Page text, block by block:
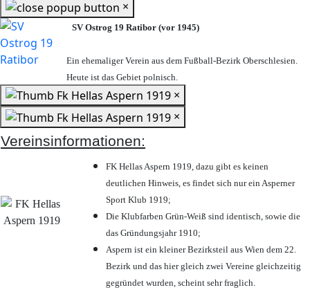
×
SV Ostrog 19 Ratibor (vor 1945)
Ein ehemaliger Verein aus dem Fußball-Bezirk Oberschlesien.
Heute ist das Gebiet polnisch.
×
×
Vereinsinformationen:
FK Hellas Aspern 1919, dazu gibt es keinen
deutlichen Hinweis, es findet sich nur ein Asperner
Sport Klub 1919;
Die Klubfarben Grün-Weiß sind identisch, sowie die
das Gründungsjahr 1910;
Aspern ist ein kleiner Bezirksteil aus Wien dem 22.
Bezirk und das hier gleich zwei Vereine gleichzeitig
gegründet wurden, scheint sehr fraglich.